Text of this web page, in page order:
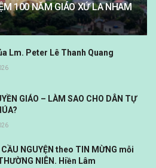
100 NĂM GIÁO XỨ LA NHAM
Lm. Peter Lê Thanh Quang
GIÁO – LÀM SAO CHO DÂN TỰ
NGUYỆN theo TIN MỪNG mỗi
NIÊN. Hiền Lâm